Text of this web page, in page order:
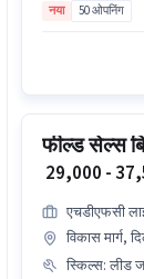
नया 50 ओपनिंग
फील्ड सेल्स
₹ 29,000 -
एचडीएफसी
विकास मार्ग,
स्किल्स:लीड